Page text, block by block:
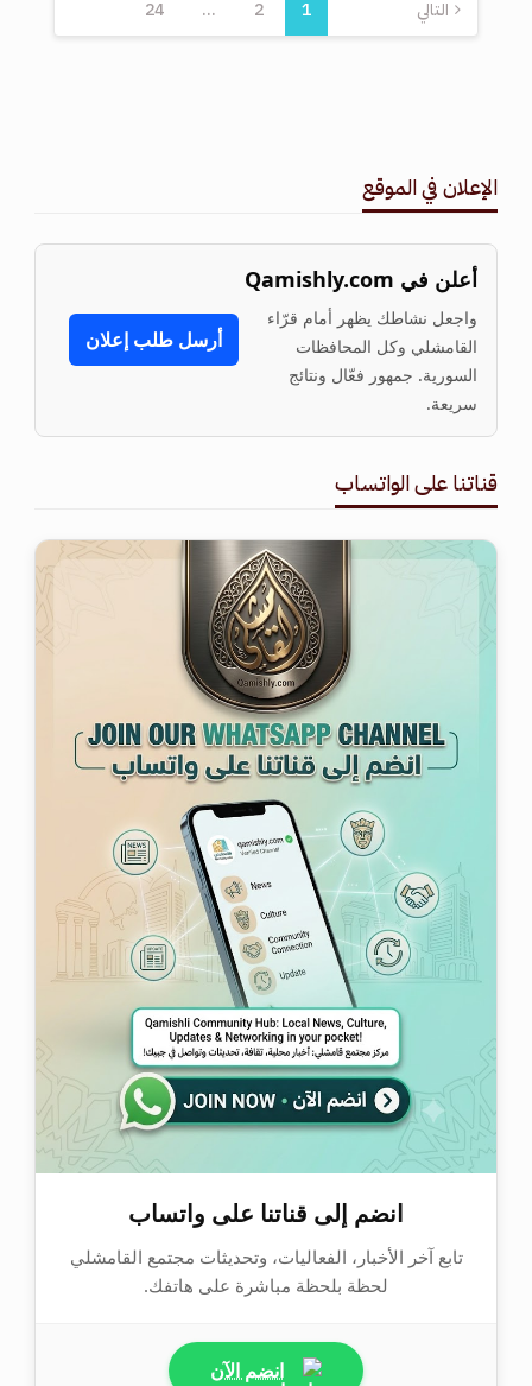
1
2
…
24 التالي
الإعلان في الموقع
أعلن في Qamishly.com
واجعل نشاطك يظهر أمام قرّاء
القامشلي وكل المحافظات
السورية. جمهور فعّال ونتائج
سريعة.
أرسل طلب إعلان
قناتنا على الواتساب
انضم إلى قناتنا على واتساب
تابع آخر الأخبار، الفعاليات، وتحديثات مجتمع القامشلي
لحظة بلحظة مباشرة على هاتفك.
انضم الآن